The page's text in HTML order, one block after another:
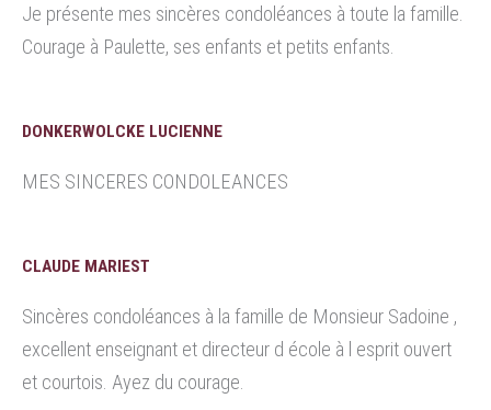
Je présente mes sincères condoléances à toute la famille.
Courage à Paulette, ses enfants et petits enfants.
DONKERWOLCKE LUCIENNE
MES SINCERES CONDOLEANCES
CLAUDE MARIEST
Sincères condoléances à la famille de Monsieur Sadoine ,
excellent enseignant et directeur d école à l esprit ouvert
et courtois. Ayez du courage.